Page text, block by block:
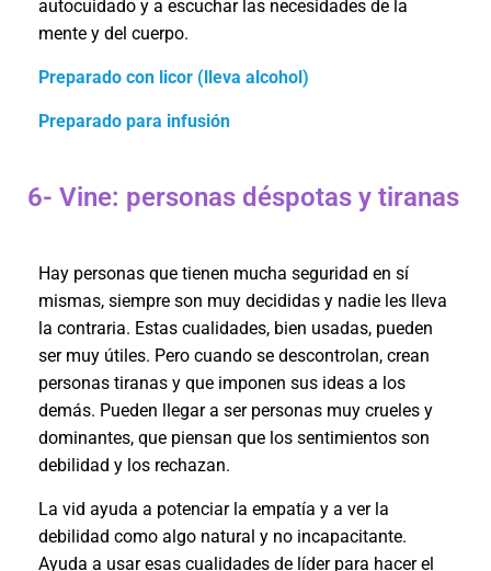
autocuidado y a escuchar las necesidades de la
mente y del cuerpo.
Preparado con licor (lleva alcohol)
Preparado para infusión
6- Vine: personas déspotas y tiranas
Hay personas que tienen mucha seguridad en sí
mismas, siempre son muy decididas y nadie les lleva
la contraria. Estas cualidades, bien usadas, pueden
ser muy útiles. Pero cuando se descontrolan, crean
personas tiranas y que imponen sus ideas a los
demás. Pueden llegar a ser personas muy crueles y
dominantes, que piensan que los sentimientos son
debilidad y los rechazan.
La vid ayuda a potenciar la empatía y a ver la
debilidad como algo natural y no incapacitante.
Ayuda a usar esas cualidades de líder para hacer el